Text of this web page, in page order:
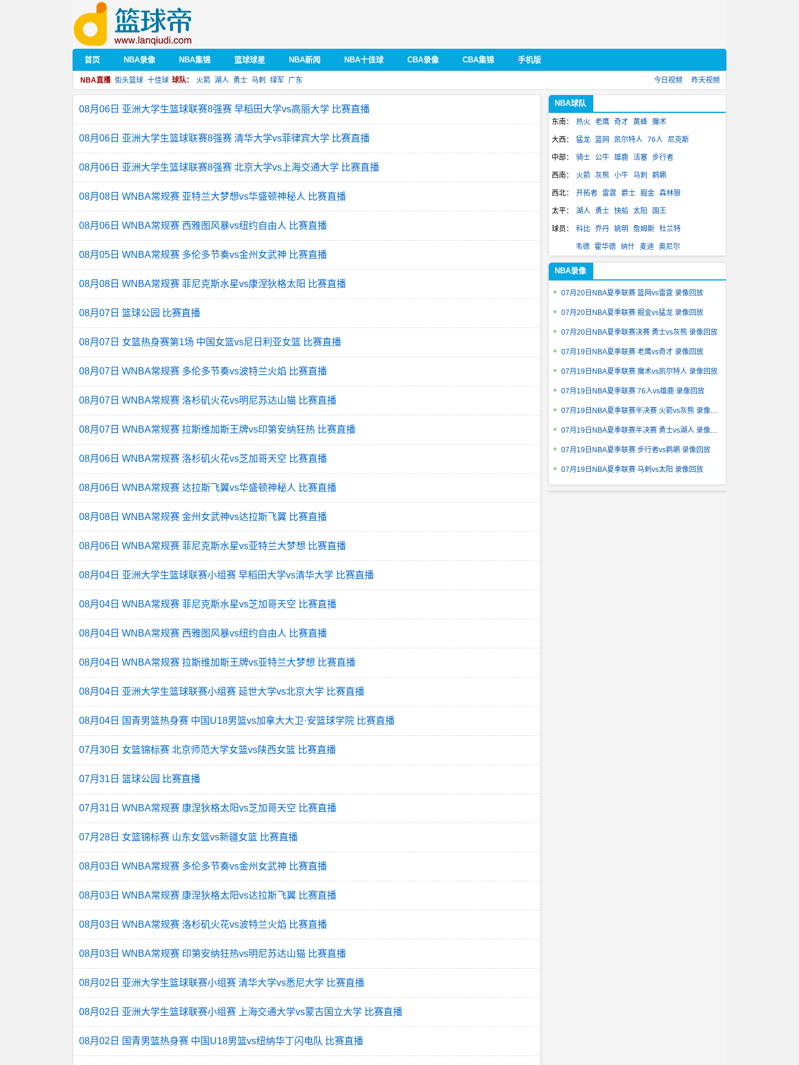
首页 NBA录像 NBA集锦 篮球球星 NBA新闻 NBA十佳球 CBA录像 CBA集锦 手机版
NBA直播 街头篮球 十佳球 球队： 火箭 湖人 勇士 马刺 绿军 广东 今日视频 昨天视频
08月06日 亚洲大学生篮球联赛8强赛 早稻田大学vs高丽大学 比赛直播
08月06日 亚洲大学生篮球联赛8强赛 清华大学vs菲律宾大学 比赛直播
08月06日 亚洲大学生篮球联赛8强赛 北京大学vs上海交通大学 比赛直播
08月08日 WNBA常规赛 亚特兰大梦想vs华盛顿神秘人 比赛直播
08月06日 WNBA常规赛 西雅图风暴vs纽约自由人 比赛直播
08月05日 WNBA常规赛 多伦多节奏vs金州女武神 比赛直播
08月08日 WNBA常规赛 菲尼克斯水星vs康涅狄格太阳 比赛直播
08月07日 篮球公园 比赛直播
08月07日 女篮热身赛第1场 中国女篮vs尼日利亚女篮 比赛直播
08月07日 WNBA常规赛 多伦多节奏vs波特兰火焰 比赛直播
08月07日 WNBA常规赛 洛杉矶火花vs明尼苏达山猫 比赛直播
08月07日 WNBA常规赛 拉斯维加斯王牌vs印第安纳狂热 比赛直播
08月06日 WNBA常规赛 洛杉矶火花vs芝加哥天空 比赛直播
08月06日 WNBA常规赛 达拉斯飞翼vs华盛顿神秘人 比赛直播
08月08日 WNBA常规赛 金州女武神vs达拉斯飞翼 比赛直播
08月06日 WNBA常规赛 菲尼克斯水星vs亚特兰大梦想 比赛直播
08月04日 亚洲大学生篮球联赛小组赛 早稻田大学vs清华大学 比赛直播
08月04日 WNBA常规赛 菲尼克斯水星vs芝加哥天空 比赛直播
08月04日 WNBA常规赛 西雅图风暴vs纽约自由人 比赛直播
08月04日 WNBA常规赛 拉斯维加斯王牌vs亚特兰大梦想 比赛直播
08月04日 亚洲大学生篮球联赛小组赛 延世大学vs北京大学 比赛直播
08月04日 国青男篮热身赛 中国U18男篮vs加拿大大卫·安篮球学院 比赛直播
07月30日 女篮锦标赛 北京师范大学女篮vs陕西女篮 比赛直播
07月31日 篮球公园 比赛直播
07月31日 WNBA常规赛 康涅狄格太阳vs芝加哥天空 比赛直播
07月28日 女篮锦标赛 山东女篮vs新疆女篮 比赛直播
08月03日 WNBA常规赛 多伦多节奏vs金州女武神 比赛直播
08月03日 WNBA常规赛 康涅狄格太阳vs达拉斯飞翼 比赛直播
08月03日 WNBA常规赛 洛杉矶火花vs波特兰火焰 比赛直播
08月03日 WNBA常规赛 印第安纳狂热vs明尼苏达山猫 比赛直播
08月02日 亚洲大学生篮球联赛小组赛 清华大学vs悉尼大学 比赛直播
08月02日 亚洲大学生篮球联赛小组赛 上海交通大学vs蒙古国立大学 比赛直播
08月02日 国青男篮热身赛 中国U18男篮vs纽纳华丁闪电队 比赛直播
NBA球队
东南： 热火 老鹰 奇才 黄蜂 魔术
大西： 猛龙 篮网 凯尔特人 76人 尼克斯
中部： 骑士 公牛 雄鹿 活塞 步行者
西南： 火箭 灰熊 小牛 马刺 鹈鹕
西北： 开拓者 雷霆 爵士 掘金 森林狼
太平： 湖人 勇士 快船 太阳 国王
球员： 科比 乔丹 姚明 詹姆斯 杜兰特
韦德 霍华德 纳什 麦迪 奥尼尔
NBA录像
07月20日NBA夏季联赛 篮网vs雷霆 录像回放
07月20日NBA夏季联赛 掘金vs猛龙 录像回放
07月20日NBA夏季联赛决赛 勇士vs灰熊 录像回放
07月19日NBA夏季联赛 老鹰vs奇才 录像回放
07月19日NBA夏季联赛 魔术vs凯尔特人 录像回放
07月19日NBA夏季联赛 76人vs雄鹿 录像回放
07月19日NBA夏季联赛半决赛 火箭vs灰熊 录像回放
07月19日NBA夏季联赛半决赛 勇士vs湖人 录像回放
07月19日NBA夏季联赛 步行者vs鹈鹕 录像回放
07月19日NBA夏季联赛 马刺vs太阳 录像回放